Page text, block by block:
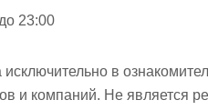
23:00
в
и компаний. Не является